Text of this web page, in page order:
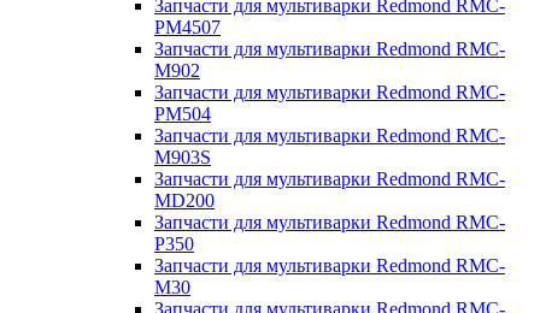
Запчасти для мультиварки Redmond RMC-
PM4507
Запчасти для мультиварки Redmond RMC-
M902
Запчасти для мультиварки Redmond RMC-
PM504
Запчасти для мультиварки Redmond RMC-
M903S
Запчасти для мультиварки Redmond RMC-
MD200
Запчасти для мультиварки Redmond RMC-
P350
Запчасти для мультиварки Redmond RMC-
M30
Запчасти для мультиварки Redmond RMC-